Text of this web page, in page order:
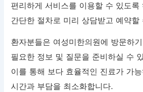
편리하게 서비스를 이용할 수 있도록
간단한 절차로 미리 상담받고 예약할
환자분들은 여성미한의원에 방문하
필요한 정보 및 질문을 준비하실 수
이를 통해 보다 효율적인 진료가 가
시간과 부담을 최소화합니다.